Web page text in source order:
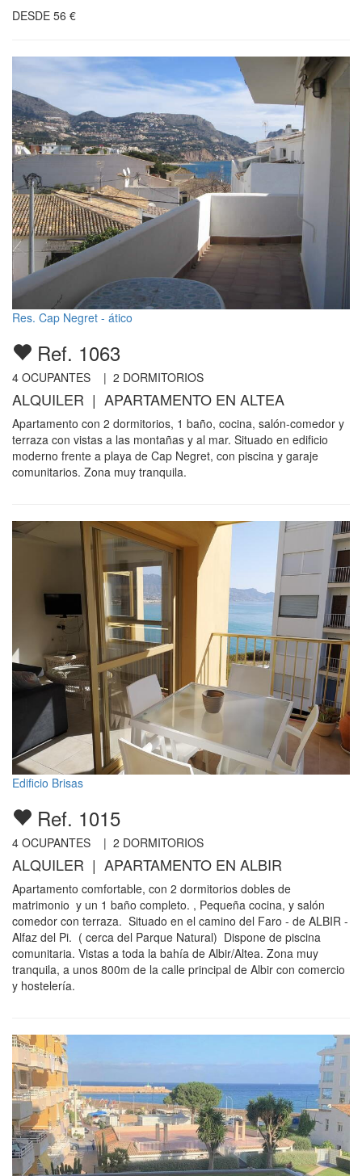
DESDE 56 €
Res. Cap Negret - ático
Ref. 1063
4 OCUPANTES | 2 DORMITORIOS
ALQUILER | APARTAMENTO EN ALTEA
Apartamento con 2 dormitorios, 1 baño, cocina, salón-comedor y
terraza con vistas a las montañas y al mar. Situado en edificio
moderno frente a playa de Cap Negret, con piscina y garaje
comunitarios. Zona muy tranquila.
Edificio Brisas
Ref. 1015
4 OCUPANTES | 2 DORMITORIOS
ALQUILER | APARTAMENTO EN ALBIR
Apartamento comfortable, con 2 dormitorios dobles de
matrimonio y un 1 baño completo. , Pequeña cocina, y salón
comedor con terraza. Situado en el camino del Faro - de ALBIR -
Alfaz del Pi. ( cerca del Parque Natural) Dispone de piscina
comunitaria. Vistas a toda la bahía de Albir/Altea. Zona muy
tranquila, a unos 800m de la calle principal de Albir con comercio
y hostelería.